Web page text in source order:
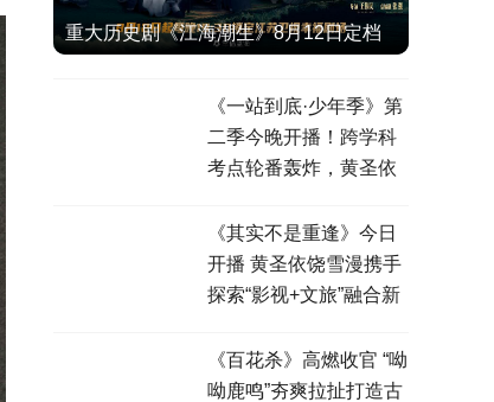
重大历史剧《江海潮生》8月12日定档
《一站到底·少年季》第
二季今晚开播！跨学科
考点轮番轰炸，黄圣依
《其实不是重逢》今日
开播 黄圣依饶雪漫携手
探索“影视+文旅”融合新
《百花杀》高燃收官 “呦
呦鹿鸣”夯爽拉扯打造古